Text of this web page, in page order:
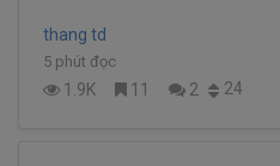
thang td
5 phút đọc
1.9K 11 2 24